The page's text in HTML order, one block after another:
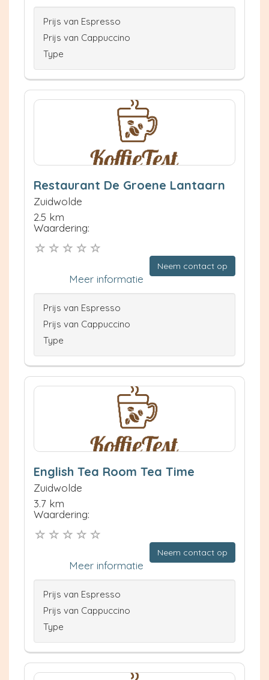
Prijs van Espresso
Prijs van Cappuccino
Type
Restaurant De Groene Lantaarn
Zuidwolde
2.5 km
Waardering:
Neem contact op
Meer informatie
Prijs van Espresso
Prijs van Cappuccino
Type
English Tea Room Tea Time
Zuidwolde
3.7 km
Waardering:
Neem contact op
Meer informatie
Prijs van Espresso
Prijs van Cappuccino
Type